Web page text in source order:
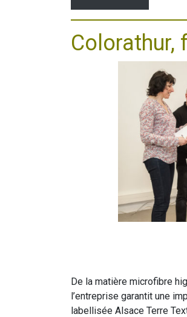
Colorathur,
De la matière microfibre
l’entreprise garantit une
labellisée Alsace Terre